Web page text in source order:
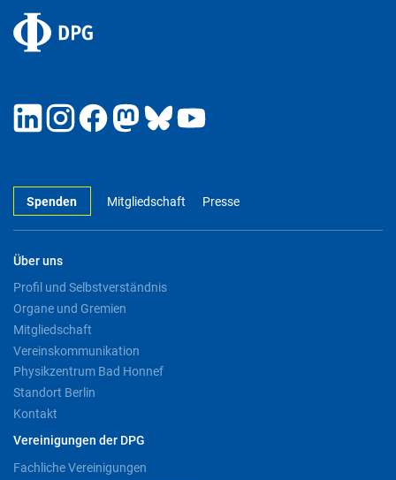
Spenden Mitgliedschaft Presse
Über uns
Profil und Selbstverständnis
Organe und Gremien
Mitgliedschaft
Vereinskommunikation
Physikzentrum Bad Honnef
Standort Berlin
Kontakt
Vereinigungen der DPG
Fachliche Vereinigungen